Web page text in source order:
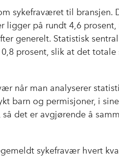
sykefraværet til bransjen.
på rundt 4,6 prosent,
generelt. Statistisk
prosent, slik at det totale
når man analyserer
barn og permisjoner, i
det er avgjørende å
sykefravær hvert